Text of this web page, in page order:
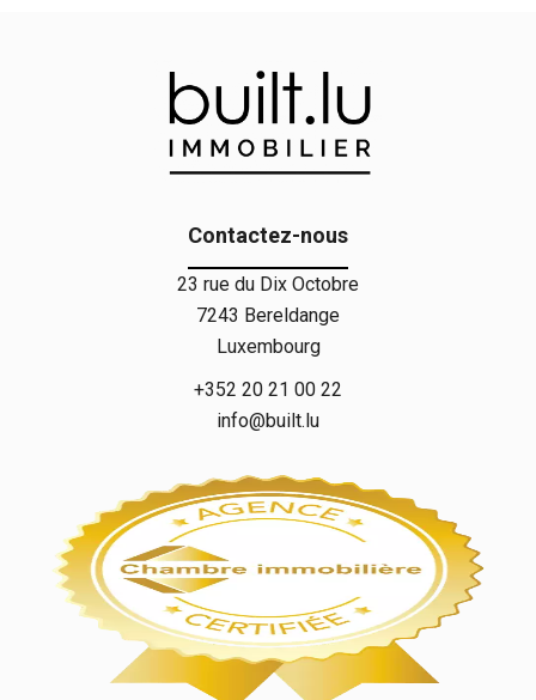
Contactez-nous
23 rue du Dix Octobre
7243 Bereldange
Luxembourg
+352 20 21 00 22
info@built.lu